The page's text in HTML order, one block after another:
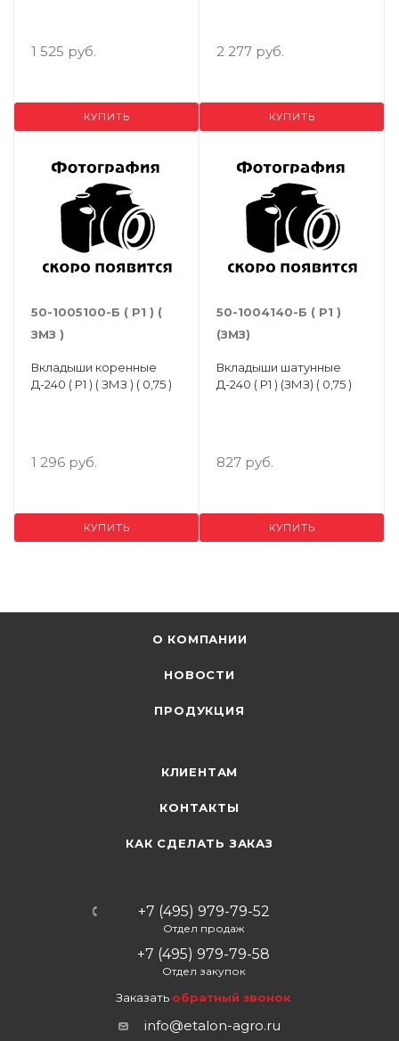
1 525 руб.
КУПИТЬ
2 277 руб.
КУПИТЬ
50-1005100-Б ( Р1 ) (
ЗМЗ )
Вкладыши коренные
Д-240 ( Р1 ) ( ЗМЗ ) ( 0,75 )
1 296 руб.
КУПИТЬ
50-1004140-Б ( Р1 )
(ЗМЗ)
Вкладыши шатунные
Д-240 ( Р1 ) (ЗМЗ) ( 0,75 )
827 руб.
КУПИТЬ
О КОМПАНИИ
НОВОСТИ
ПРОДУКЦИЯ
КЛИЕНТАМ
КОНТАКТЫ
КАК СДЕЛАТЬ ЗАКАЗ
+7 (495) 979-79-52
Отдел продаж
+7 (495) 979-79-58
Отдел закупок
Заказать обратный звонок
info@etalon-agro.ru